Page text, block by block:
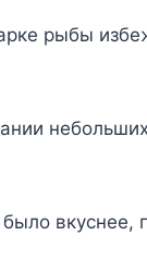
pыбы
вкycнee,